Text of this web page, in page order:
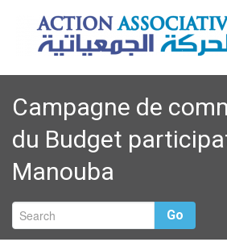
Campagne de
du Budget
Manouba
Go